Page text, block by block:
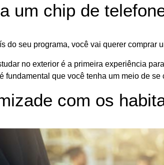
um chip de
do seu programa, você vai querer comprar
no exterior é a primeira experiência
fundamental que você tenha um meio de
com os